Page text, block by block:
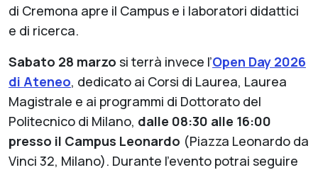
di Cremona apre il Campus e i laboratori didattici
e di ricerca.
Sabato 28 marzo si terrà invece l’Open Day 2026
di Ateneo, dedicato ai Corsi di Laurea, Laurea
Magistrale e ai programmi di Dottorato del
Politecnico di Milano, dalle 08:30 alle 16:00
presso il Campus Leonardo (Piazza Leonardo da
Vinci 32, Milano). Durante l’evento potrai seguire